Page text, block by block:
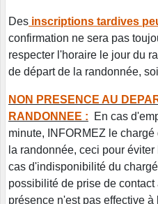
Des inscriptions tardives
confirmation ne sera pas
respecter l'horaire le jour du
de départ de la randonnée,
NON PRESENCE AU
RANDONNEE :
En cas
minute, INFORMEZ le
la randonnée, ceci pour
cas d'indisponibilité du
possibilité de prise de
présence n'est pas effective